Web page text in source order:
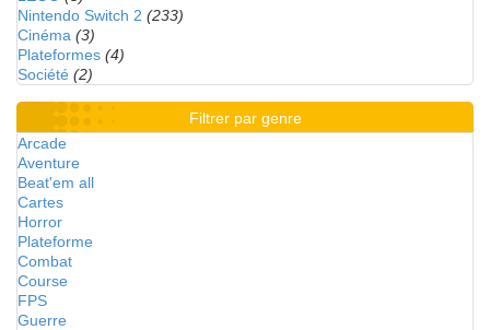
Nintendo Switch 2 (233)
Cinéma (3)
Plateformes (4)
Société (2)
Filtrer par genre
Arcade
Aventure
Beat'em all
Cartes
Horror
Plateforme
Combat
Course
FPS
Guerre